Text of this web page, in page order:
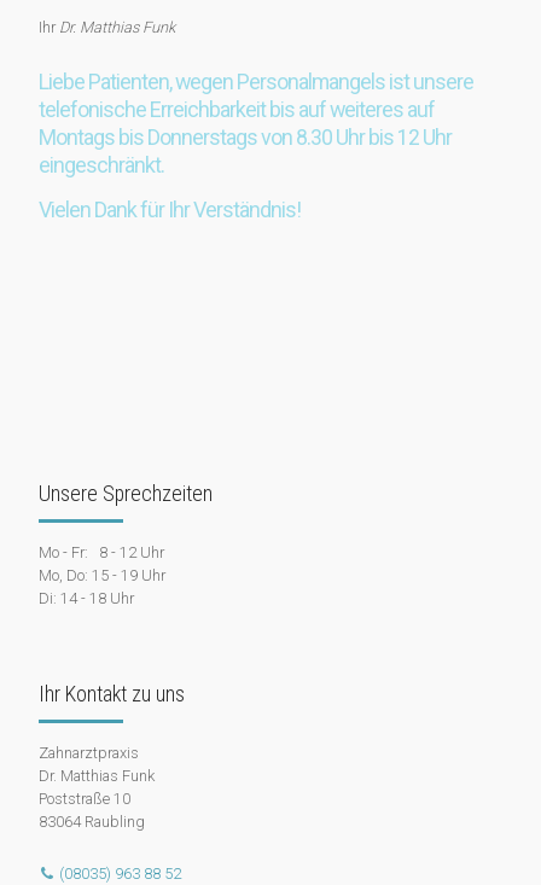
Unsere Sprechzeiten
Mo - Fr: 8 - 12 Uhr
Mo, Do: 15 - 19 Uhr
Di: 14 - 18 Uhr
Ihr Kontakt zu uns
Zahnarztpraxis
Dr. Matthias Funk
Poststraße 10
83064 Raubling
(08035) 963 88 52
Ihr Dr. Matthias Funk
Liebe Patienten, wegen Personalmangels ist unsere
telefonische Erreichbarkeit bis auf weiteres auf
Montags bis Donnerstags von 8.30 Uhr bis 12 Uhr
eingeschränkt.
Vielen Dank für Ihr Verständnis!